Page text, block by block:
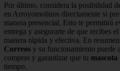
Por último, considera la posibilidad
en Arroyomolinos directamente si
manera presencial. Esto te permitirá
entrega y asegurarte de que recibes
manera rápida y efectiva. En
Correos y su funcionamiento puede
compras y garantizar que tu mascota
tiempo.